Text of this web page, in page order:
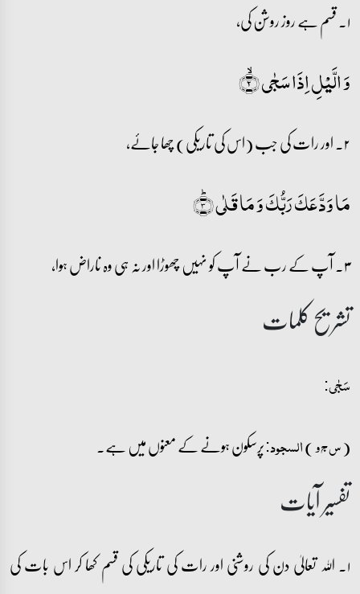
۱۔ قسم ہے روز روشن کی،
وَ الَّیۡلِ اِذَا سَجٰی ۙ﴿۲﴾
۲۔ اور رات کی جب (اس کی تاریکی) چھا جائے،
مَا وَدَّعَکَ رَبُّکَ وَ مَا قَلٰی ؕ﴿۳﴾
۳۔ آپ کے رب نے آپ کو نہیں چھوڑا اور نہ ہی وہ ناراض ہوا،
تشریح کلمات
سَجٰی:
(س ج و)السجود:پرسکون ہونے کے معنوں میں ہے۔
تفسیر آیات
۱۔ اللہ تعالیٰ دن کی روشنی اور رات کی تاریکی کی قسم کھا کر اس بات کی